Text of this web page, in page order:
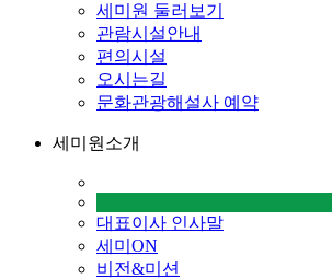
세미원 둘러보기
관람시설안내
편의시설
오시는길
문화관광해설사 예약
세미원소개
대표이사 인사말
세미ON
비전&미션